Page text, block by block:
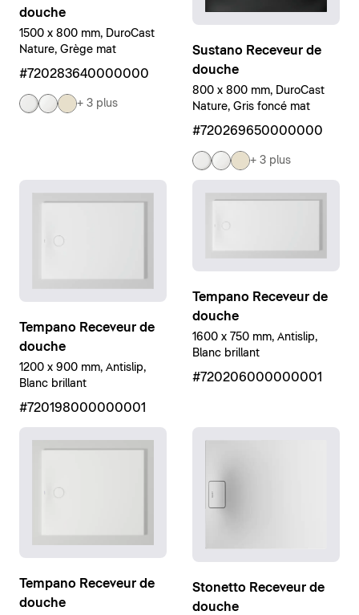
douche
1500 x 800 mm, DuroCast
Nature, Grège mat
#720283640000000
+ 3 plus
Sustano Receveur de
douche
800 x 800 mm, DuroCast
Nature, Gris foncé mat
#720269650000000
+ 3 plus
Tempano Receveur de
douche
1200 x 900 mm, Antislip,
Blanc brillant
#720198000000001
Tempano Receveur de
douche
1600 x 750 mm, Antislip,
Blanc brillant
#720206000000001
Tempano Receveur de
douche
Stonetto Receveur de
douche